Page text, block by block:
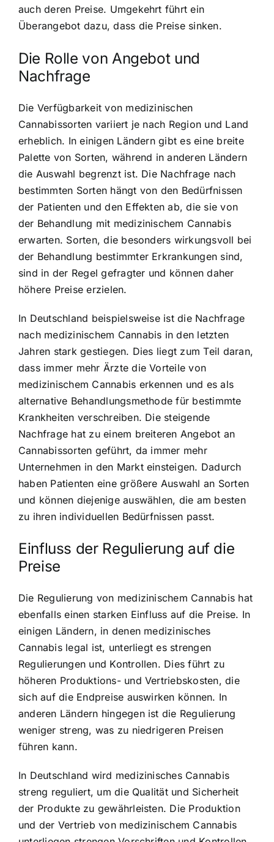
auch deren Preise. Umgekehrt führt ein
Überangebot dazu, dass die Preise sinken.
Die Rolle von Angebot und
Nachfrage
Die Verfügbarkeit von medizinischen
Cannabissorten variiert je nach Region und Land
erheblich. In einigen Ländern gibt es eine breite
Palette von Sorten, während in anderen Ländern
die Auswahl begrenzt ist. Die Nachfrage nach
bestimmten Sorten hängt von den Bedürfnissen
der Patienten und den Effekten ab, die sie von
der Behandlung mit medizinischem Cannabis
erwarten. Sorten, die besonders wirkungsvoll bei
der Behandlung bestimmter Erkrankungen sind,
sind in der Regel gefragter und können daher
höhere Preise erzielen.
In Deutschland beispielsweise ist die Nachfrage
nach medizinischem Cannabis in den letzten
Jahren stark gestiegen. Dies liegt zum Teil daran,
dass immer mehr Ärzte die Vorteile von
medizinischem Cannabis erkennen und es als
alternative Behandlungsmethode für bestimmte
Krankheiten verschreiben. Die steigende
Nachfrage hat zu einem breiteren Angebot an
Cannabissorten geführt, da immer mehr
Unternehmen in den Markt einsteigen. Dadurch
haben Patienten eine größere Auswahl an Sorten
und können diejenige auswählen, die am besten
zu ihren individuellen Bedürfnissen passt.
Einfluss der Regulierung auf die
Preise
Die Regulierung von medizinischem Cannabis hat
ebenfalls einen starken Einfluss auf die Preise. In
einigen Ländern, in denen medizinisches
Cannabis legal ist, unterliegt es strengen
Regulierungen und Kontrollen. Dies führt zu
höheren Produktions- und Vertriebskosten, die
sich auf die Endpreise auswirken können. In
anderen Ländern hingegen ist die Regulierung
weniger streng, was zu niedrigeren Preisen
führen kann.
In Deutschland wird medizinisches Cannabis
streng reguliert, um die Qualität und Sicherheit
der Produkte zu gewährleisten. Die Produktion
und der Vertrieb von medizinischem Cannabis